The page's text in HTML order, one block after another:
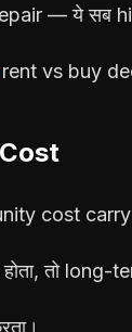
— ये सब
rent vs buy
cost carry
तो long-